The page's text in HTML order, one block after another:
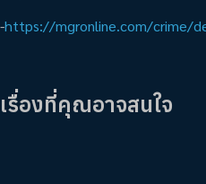
-https://mgronline.com/crime/
เรื่องที่คุณอาจสนใจ